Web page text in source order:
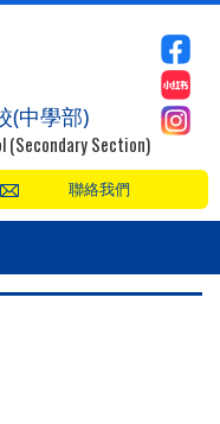
(中學部)
(Secondary Section)
聯絡我們